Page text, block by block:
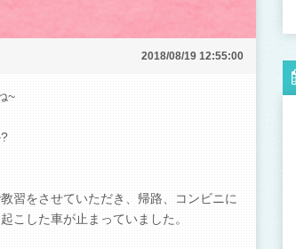
2018/08/19 12:55:00
~
習をさせていただき、帰路、コンビニに
こした車が止まっていました。